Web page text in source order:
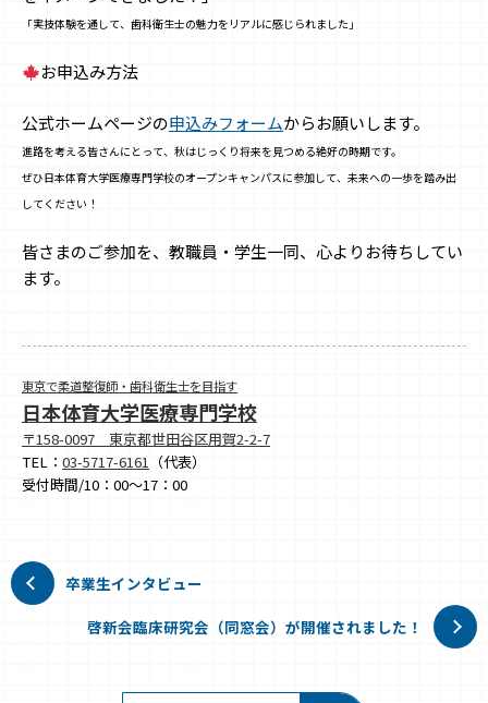
「実技体験を通して、歯科衛生士の魅力をリアルに感じられました」
お申込み方法
公式ホームページの申込みフォームからお願いします。
進路を考える皆さんにとって、秋はじっくり将来を見つめる絶好の時期です。
ぜひ日本体育大学医療専門学校のオープンキャンパスに参加して、未来への一歩を踏み出
してください！
皆さまのご参加を、教職員・学生一同、心よりお待ちしてい
ます。
東京で柔道整復師・歯科衛生士を目指す
日本体育大学医療専門学校
〒158-0097 東京都世田谷区用賀2-2-7
TEL： 03-5717-6161 （代表）
受付時間/10：00～17：00
卒業生インタビュー
啓新会臨床研究会（同窓会）が開催されました！